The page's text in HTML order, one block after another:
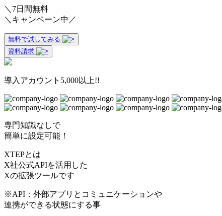
＼ 7日間無料
＼ キャンペーン中／
無料で試してみる
資料請求
導入アカウント5,000以上!!
専門知識なしで
簡単に設定可能！
XTEPとは
X社公式APIを活用した
Xの拡張ツールです
※API：外部アプリとコミュニケーションや
連携ができる状態にする事